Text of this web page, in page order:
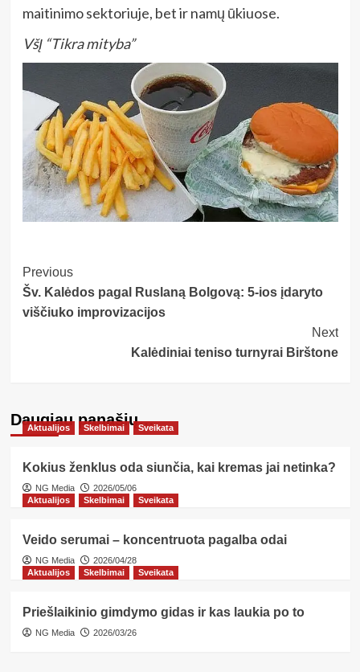
maitinimo sektoriuje, bet ir namų ūkiuose.
VšĮ “Tikra mityba”
Post
Navigation
Previous
Šv. Kalėdos pagal Ruslaną Bolgovą: 5-ios įdaryto
viščiuko improvizacijos
Next
Kalėdiniai teniso turnyrai Birštone
Daugiau panašių…
Aktualijos Skelbimai Sveikata
Kokius ženklus oda siunčia, kai kremas jai netinka?
NG Media
2026/05/06
Aktualijos
Skelbimai Sveikata
Veido serumai – koncentruota pagalba odai
NG Media
2026/04/28
Aktualijos
Skelbimai Sveikata
Priešlaikinio gimdymo gidas ir kas laukia po to
NG Media 2026/03/26